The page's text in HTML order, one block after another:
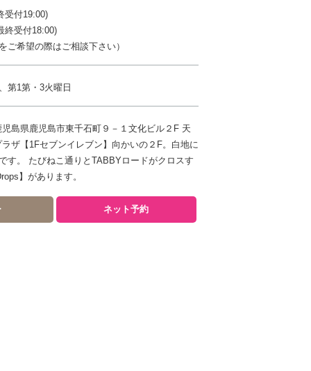
受付19:00)
終受付18:00)
ご希望の際はご相談下さい）
第1第・3火曜日
島県鹿児島市東千石町９－１文化ビル２F 天
ザ【1Fセブンイレブン】向かいの２F。白地に
す。 たびねこ通りとTABBYロードがクロスす
】があります。
ネット予約